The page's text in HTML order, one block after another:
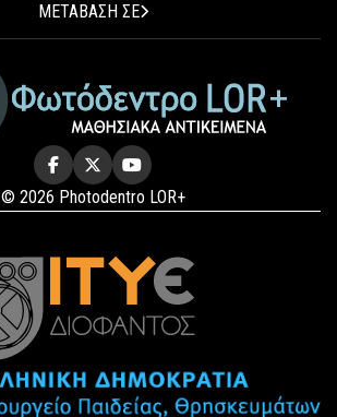
ΜΕΤΑΒΑΣΗ ΣΕ
© 2026 Photodentro LOR+